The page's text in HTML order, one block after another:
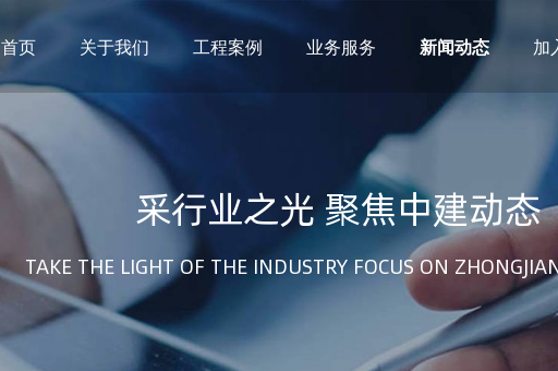
首页 关于我们 工程案例
市政设计
农林设计
勘察资质
水利设计
风景园林
城乡规划
工程测绘
工程咨询
业务服务 新闻动态 加
采行业之光 聚焦中建动态
TAKE THE LIGHT OF THE INDUSTRY FOCUS ON